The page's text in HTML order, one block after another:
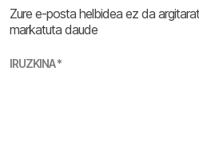
Zure e-posta helbidea ez da
markatuta daude
IRUZKINA*